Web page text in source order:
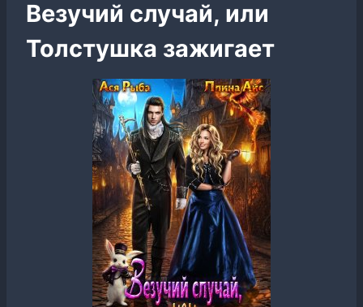
Везучий случай, или
Толстушка зажигает